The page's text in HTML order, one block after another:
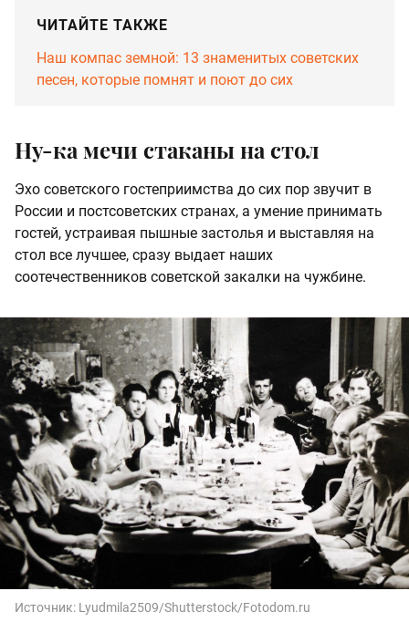
ЧИТАЙТЕ ТАКЖЕ
Наш компас земной: 13 знаменитых советских
песен, которые помнят и поют до сих
Ну-ка мечи стаканы на стол
Эхо советского гостеприимства до сих пор звучит в
России и постсоветских странах, а умение принимать
гостей, устраивая пышные застолья и выставляя на
стол все лучшее, сразу выдает наших
соотечественников советской закалки на чужбине.
Источник: Lyudmila2509/Shutterstock/Fotodom.ru